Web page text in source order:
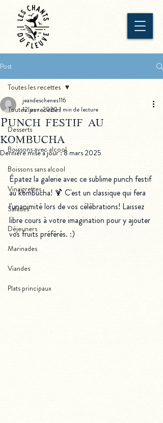
Post
Toutes les recettes
Desserts
Boissons avec alcool
Boissons sans alcool
Vinaigrettes
Salades
Déjeuners
Marinades
Viandes
Plats principaux
Toutes les recettes
Punch festif au
kombucha
jeandeschenes116
12 janv. 20201 min de lecture
Dernière mise à jour :8 mars 2025
Épatez la galerie avec ce sublime punch festif
au kombucha! 🍹 C'est un classique qui fera
l'unanimité lors de vos célébrations! Laissez
libre cours à votre imagination pour y ajouter
vos fruits préférés. :)